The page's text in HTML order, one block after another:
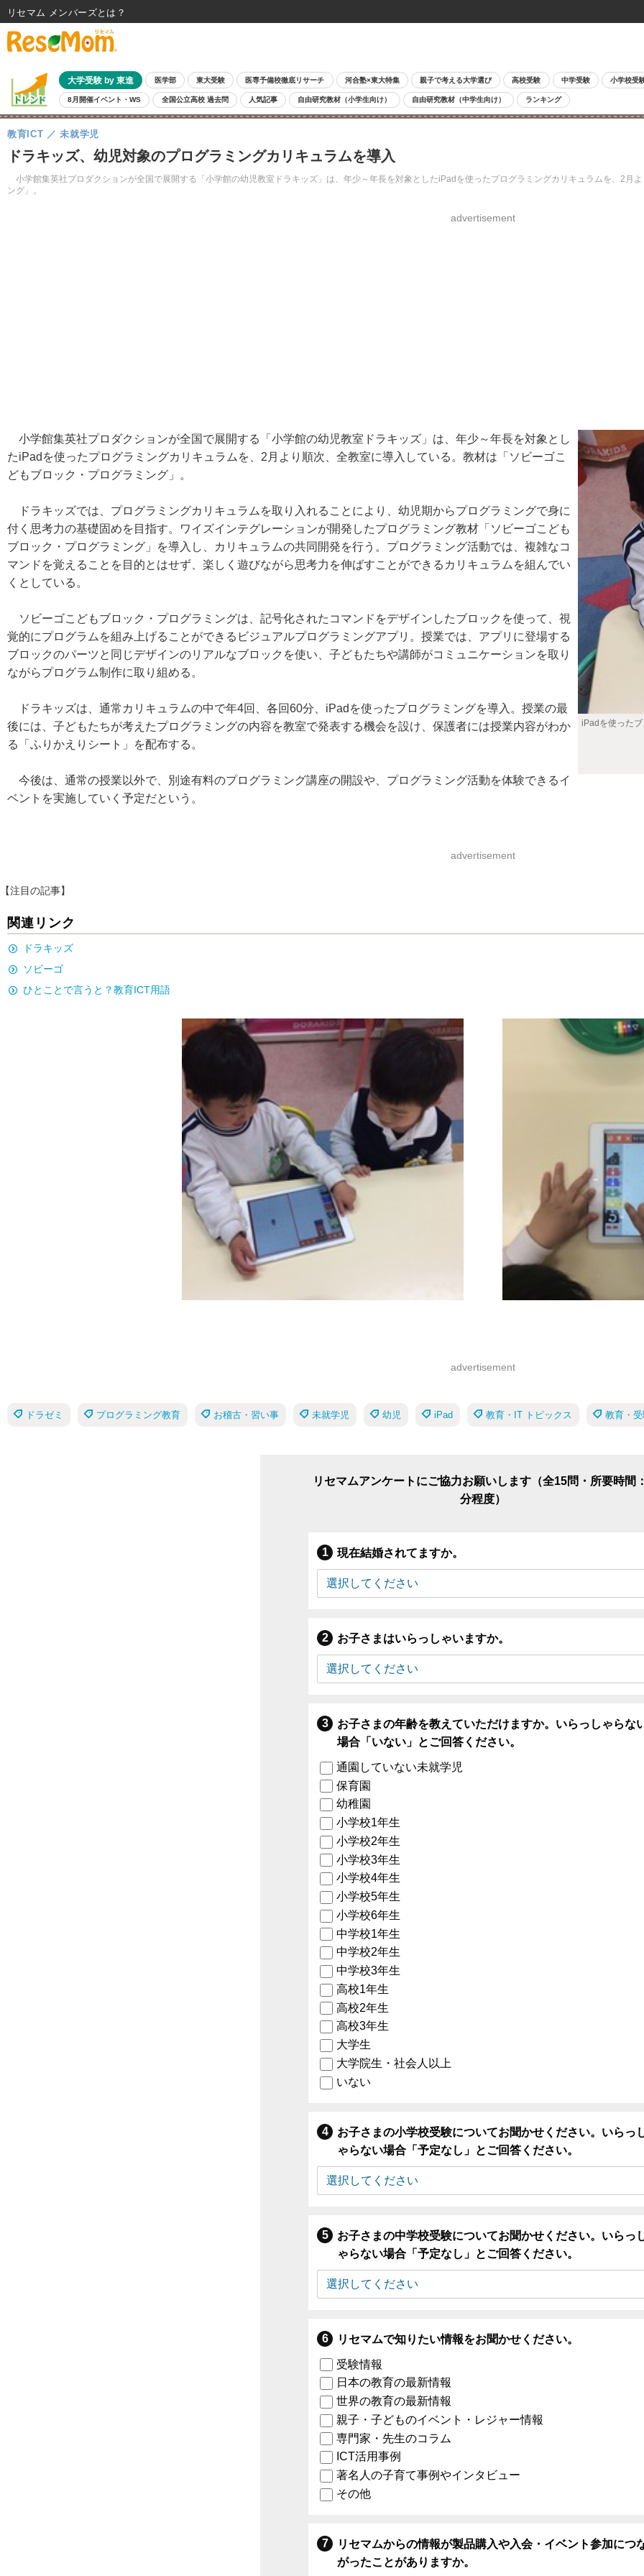
大学受験 by 東進 医学部 東大受験 医専予備校徹底リサーチ 河合塾×東大特集 親子で考える大学選び 高校受験 中学受験 小学校受
8月開催イベント・WS 全国公立高校 過去問 人気記事 自由研究教材（小学生向け） 自由研究教材（中学生向け） ランキング
ドラキッズ、幼児対象のプログラミングカリキュラムを導入
小学館集英社プロダクションが全国で展開する「小学館の幼児教室ドラキッズ」は、年少～年長を対象としたiPadを使ったプログラミングカリキュラムを、2月
ング」。
教育ICT 未就学児
advertisement
iPadを使った
小学館集英社プロダクションが全国で展開する「小学館の幼児教室ドラキッズ」は、年少～年長を対象とし
たiPadを使ったプログラミングカリキュラムを、2月より順次、全教室に導入している。教材は「ソビーゴこ
どもブロック・プログラミング」。
ドラキッズでは、プログラミングカリキュラムを取り入れることにより、幼児期からプログラミングで身に
付く思考力の基礎固めを目指す。ワイズインテグレーションが開発したプログラミング教材「ソビーゴこども
ブロック・プログラミング」を導入し、カリキュラムの共同開発を行う。プログラミング活動では、複雑なコ
マンドを覚えることを目的とはせず、楽しく遊びながら思考力を伸ばすことができるカリキュラムを組んでい
くとしている。
ソビーゴこどもブロック・プログラミングは、記号化されたコマンドをデザインしたブロックを使って、視
覚的にプログラムを組み上げることができるビジュアルプログラミングアプリ。授業では、アプリに登場する
ブロックのパーツと同じデザインのリアルなブロックを使い、子どもたちや講師がコミュニケーションを取り
ながらプログラム制作に取り組める。
ドラキッズは、通常カリキュラムの中で年4回、各回60分、iPadを使ったプログラミングを導入。授業の最
後には、子どもたちが考えたプログラミングの内容を教室で発表する機会を設け、保護者には授業内容がわか
る「ふりかえりシート」を配布する。
今後は、通常の授業以外で、別途有料のプログラミング講座の開設や、プログラミング活動を体験できるイ
ベントを実施していく予定だという。
advertisement
【注目の記事】
関連リンク
ドラキッズ
ソビーゴ
ひとことで言うと？教育ICT用語
advertisement
ドラゼミ プログラミング教育 お稽古・習い事 未就学児 幼児 iPad 教育・IT トピックス 教育・
リセマムアンケートにご協力お願いします（全15問・所要時間
分程度）
現在結婚されてますか。
お子さまはいらっしゃいますか。
お子さまの年齢を教えていただけますか。いらっしゃらな
場合「いない」とご回答ください。
通園していない未就学児
保育園
幼稚園
小学校1年生
小学校2年生
小学校3年生
小学校4年生
小学校5年生
小学校6年生
中学校1年生
中学校2年生
中学校3年生
高校1年生
高校2年生
高校3年生
大学生
大学院生・社会人以上
いない
お子さまの小学校受験についてお聞かせください。いらっ
ゃらない場合「予定なし」とご回答ください。
お子さまの中学校受験についてお聞かせください。いらっ
ゃらない場合「予定なし」とご回答ください。
リセマムで知りたい情報をお聞かせください。
受験情報
日本の教育の最新情報
世界の教育の最新情報
親子・子どものイベント・レジャー情報
専門家・先生のコラム
ICT活用事例
著名人の子育て事例やインタビュー
その他
リセマムからの情報が製品購入や入会・イベント参加につ
がったことがありますか。
リセマム メンバーズ